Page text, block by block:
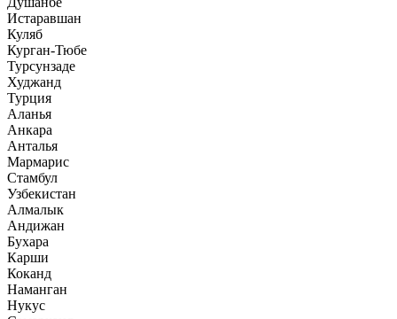
Истаравшан
Куляб
Курган-Тюбе
Турсунзаде
Худжанд
Турция
Аланья
Анкара
Анталья
Мармарис
Стамбул
Узбекистан
Алмалык
Андижан
Бухара
Карши
Коканд
Наманган
Нукус